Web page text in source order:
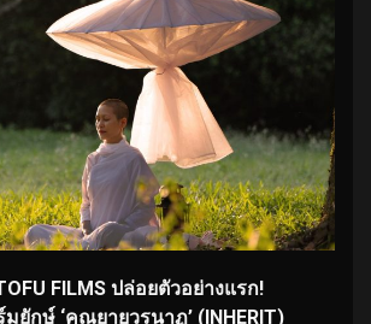
FILMS ปล่อยตัวอย่างแรก!
ยักษ์ ‘คุณยายวรนาฏ’ (INHERIT)